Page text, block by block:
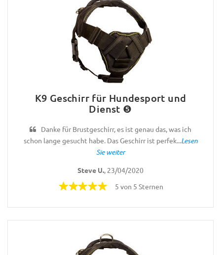
K9 Geschirr für Hundesport und
Dienst ❺
Danke für Brustgeschirr, es ist genau das, was ich
schon lange gesucht habe. Das Geschirr ist perfek...Lesen
Sie weiter
Steve U., 23/04/2020
5 von 5 Sternen